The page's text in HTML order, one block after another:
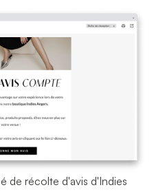
de récolte d'avis d'Indies